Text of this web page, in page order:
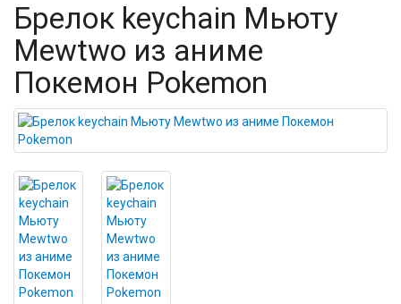
Брелок keychain Мьюту
Mewtwo из аниме
Покемон Pokemon